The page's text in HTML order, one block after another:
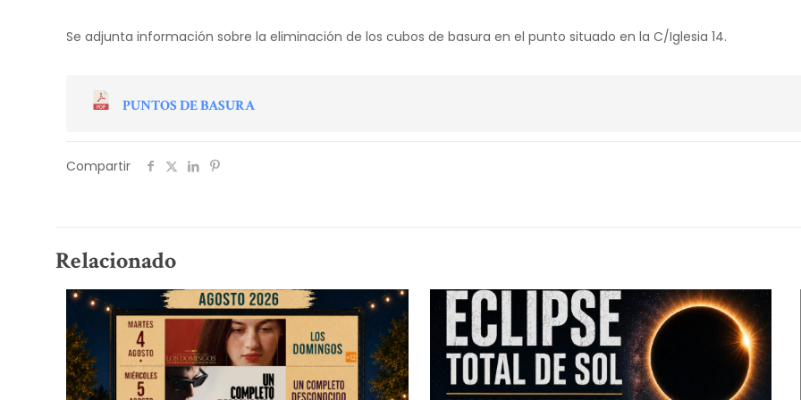
Se adjunta información sobre la eliminación de los cubos de basura en el punto situado en la C/Iglesia 14.
PUNTOS DE BASURA
Compartir
Relacionado